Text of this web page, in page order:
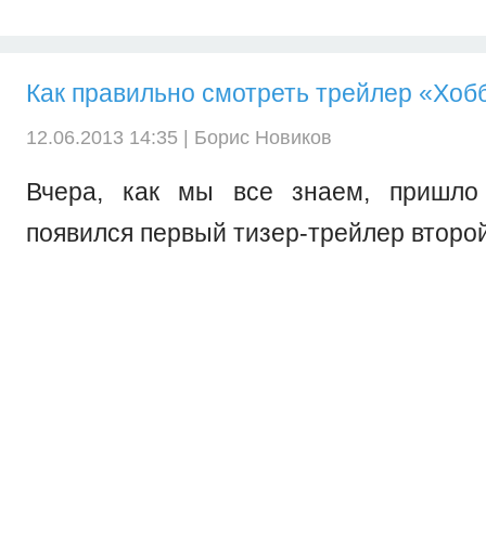
Как правильно смотреть трейлер
12.06.2013 14:35 | Борис Новиков
Вчера, как мы все знаем, пришло
появился первый тизер-трейлер